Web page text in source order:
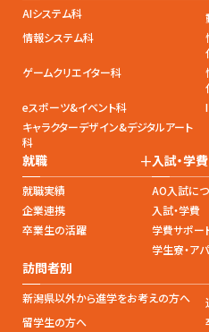
AIシステム科
情報システム科
ゲームクリエイター科
eスポーツ&イベント科
キャラクターデザイン&デジタルアート
科
就職 +
就職実績
企業連携
卒業生の活躍
入試・学費
AO入試に
入試・学費
学費サポー
学生寮・ア
訪問者別
新潟県以外から進学をお考えの方へ
留学生の方へ